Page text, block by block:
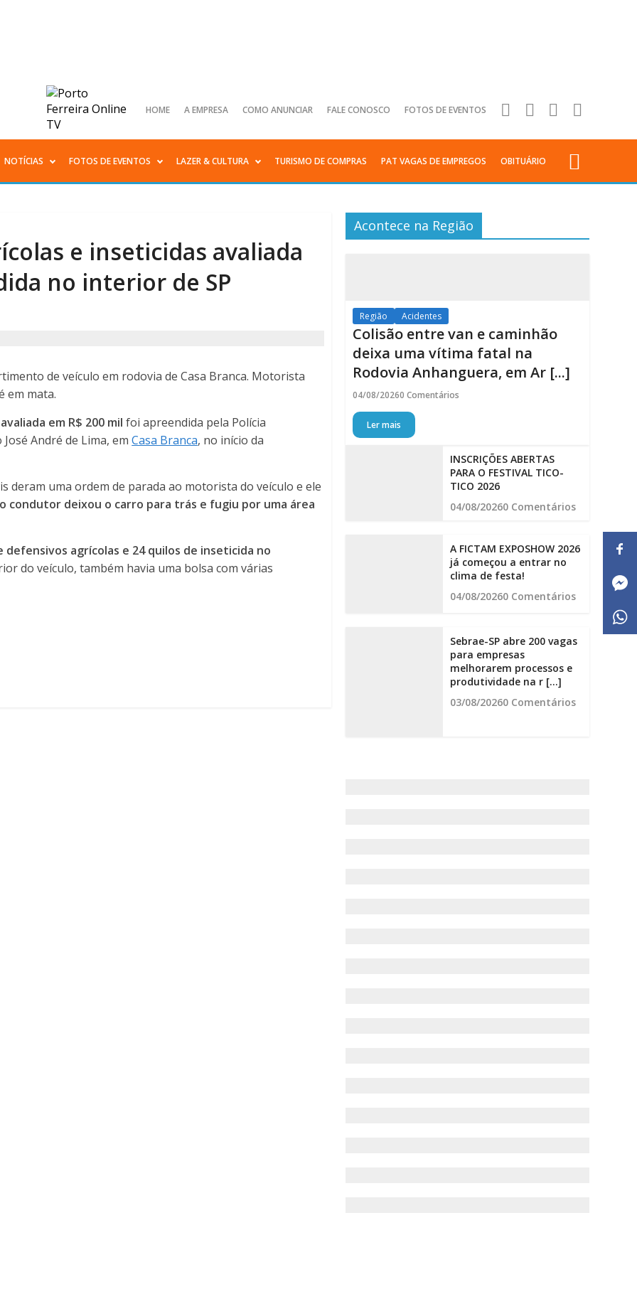
HOME A EMPRESA COMO ANUNCIAR FALE CONOSCO FOTOS DE EVENTOS
NOTÍCIAS FOTOS DE EVENTOS LAZER & CULTURA TURISMO DE COMPRAS PAT VAGAS DE EMPREGOS OBITUÁRIO
e inseticidas avaliada
no interior de SP
de veículo em rodovia de Casa Branca. Motorista
em mata.
avaliada em R$ 200 mil foi apreendida pela Polícia
André de Lima, emCasa Branca, no início da
deram uma ordem de parada ao motorista do veículo e ele
o condutor deixou o carro para trás e fugiu por uma área
defensivos agrícolas e 24 quilos de inseticida no
do veículo, também havia uma bolsa com várias
Acontece na Região
Região Acidentes
Colisão entre van e caminhão
deixa uma vítima fatal na
Rodovia Anhanguera, em Ar [...]
04/08/20260 Comentários
Ler mais
INSCRIÇÕES ABERTAS
PARA O FESTIVAL TICO-
TICO 2026
04/08/20260 Comentários
A FICTAM EXPOSHOW 2026
já começou a entrar no
clima de festa!
04/08/20260 Comentários
Sebrae-SP abre 200 vagas
para empresas
melhorarem processos e
produtividade na r [...]
03/08/20260 Comentários